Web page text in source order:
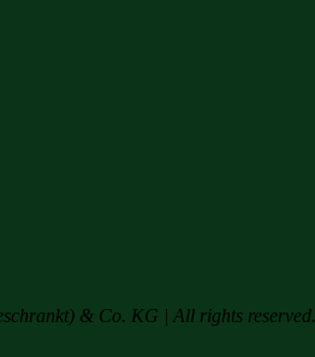
& Co. KG | All rights reserved.